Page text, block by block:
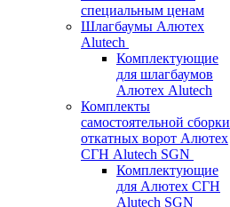
специальным ценам
Шлагбаумы Алютех
Alutech
Комплектующие
для шлагбаумов
Алютех Alutech
Комплекты
самостоятельной сборки
откатных ворот Алютех
СГН Alutech SGN
Комплектующие
для Алютех СГН
Alutech SGN